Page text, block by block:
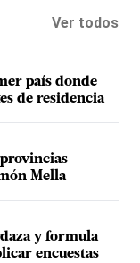
Ver todos
país donde
de residencia
Mella
y formula
encuestas